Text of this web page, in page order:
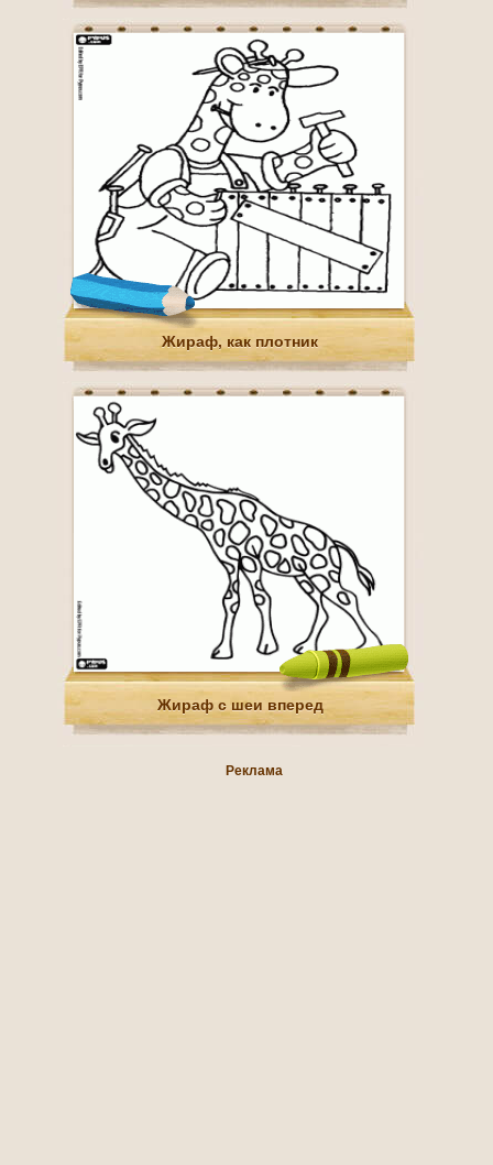
Жираф, как плотник
Жираф с шеи вперед
Реклама